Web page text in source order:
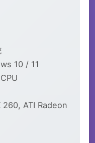
10 / 11
260, ATI Radeon